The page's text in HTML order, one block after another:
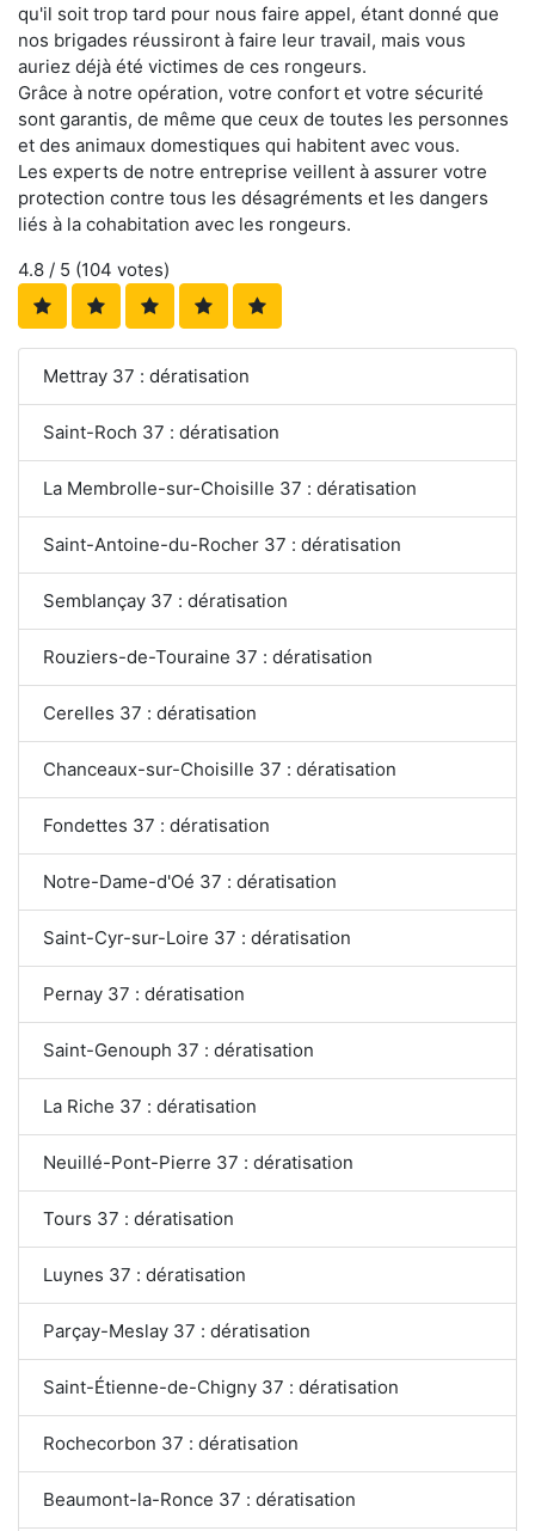
qu'il soit trop tard pour nous faire appel, étant donné que
nos brigades réussiront à faire leur travail, mais vous
auriez déjà été victimes de ces rongeurs.
Grâce à notre opération, votre confort et votre sécurité
sont garantis, de même que ceux de toutes les personnes
et des animaux domestiques qui habitent avec vous.
Les experts de notre entreprise veillent à assurer votre
protection contre tous les désagréments et les dangers
liés à la cohabitation avec les rongeurs.
4.8 / 5 (104 votes)
Mettray 37 : dératisation
Saint-Roch 37 : dératisation
La Membrolle-sur-Choisille 37 : dératisation
Saint-Antoine-du-Rocher 37 : dératisation
Semblançay 37 : dératisation
Rouziers-de-Touraine 37 : dératisation
Cerelles 37 : dératisation
Chanceaux-sur-Choisille 37 : dératisation
Fondettes 37 : dératisation
Notre-Dame-d'Oé 37 : dératisation
Saint-Cyr-sur-Loire 37 : dératisation
Pernay 37 : dératisation
Saint-Genouph 37 : dératisation
La Riche 37 : dératisation
Neuillé-Pont-Pierre 37 : dératisation
Tours 37 : dératisation
Luynes 37 : dératisation
Parçay-Meslay 37 : dératisation
Saint-Étienne-de-Chigny 37 : dératisation
Rochecorbon 37 : dératisation
Beaumont-la-Ronce 37 : dératisation